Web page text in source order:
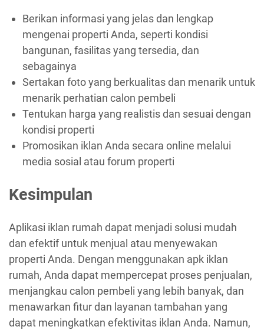
Berikan informasi yang jelas dan lengkap
mengenai properti Anda, seperti kondisi
bangunan, fasilitas yang tersedia, dan
sebagainya
Sertakan foto yang berkualitas dan menarik untuk
menarik perhatian calon pembeli
Tentukan harga yang realistis dan sesuai dengan
kondisi properti
Promosikan iklan Anda secara online melalui
media sosial atau forum properti
Kesimpulan
Aplikasi iklan rumah dapat menjadi solusi mudah
dan efektif untuk menjual atau menyewakan
properti Anda. Dengan menggunakan apk iklan
rumah, Anda dapat mempercepat proses penjualan,
menjangkau calon pembeli yang lebih banyak, dan
menawarkan fitur dan layanan tambahan yang
dapat meningkatkan efektivitas iklan Anda. Namun,